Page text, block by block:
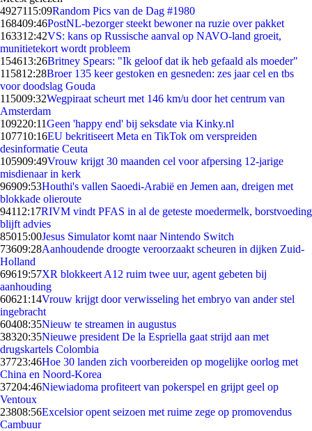
4927115:09Random Pics van de Dag #1980
168409:46PostNL-bezorger steekt bewoner na ruzie over pakket
163312:42VS: kans op Russische aanval op NAVO-land groeit,
munitietekort wordt probleem
154613:26Britney Spears: "Ik geloof dat ik heb gefaald als moeder"
115812:28Broer 135 keer gestoken en gesneden: zes jaar cel en tbs
voor doodslag Gouda
115009:32Wegpiraat scheurt met 146 km/u door het centrum van
Amsterdam
109220:11Geen 'happy end' bij seksdate via Kinky.nl
107710:16EU bekritiseert Meta en TikTok om verspreiden
desinformatie Ceuta
105909:49Vrouw krijgt 30 maanden cel voor afpersing 12-jarige
misdienaar in kerk
96909:53Houthi's vallen Saoedi-Arabië en Jemen aan, dreigen met
blokkade olieroute
94112:17RIVM vindt PFAS in al de geteste moedermelk, borstvoeding
blijft advies
85015:00Jesus Simulator komt naar Nintendo Switch
73609:28Aanhoudende droogte veroorzaakt scheuren in dijken Zuid-
Holland
69619:57XR blokkeert A12 ruim twee uur, agent gebeten bij
aanhouding
60621:14Vrouw krijgt door verwisseling het embryo van ander stel
ingebracht
60408:35Nieuw te streamen in augustus
38320:35Nieuwe president De la Espriella gaat strijd aan met
drugskartels Colombia
37723:46Hoe 30 landen zich voorbereiden op mogelijke oorlog met
China en Noord-Korea
37204:46Niewiadoma profiteert van pokerspel en grijpt geel op
Ventoux
23808:56Excelsior opent seizoen met ruime zege op promovendus
Cambuur